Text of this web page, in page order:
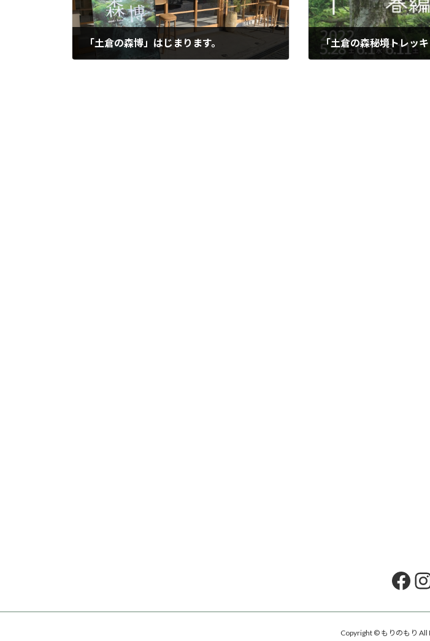
「土倉の森博」はじまります。
Copyright © もりのもり All